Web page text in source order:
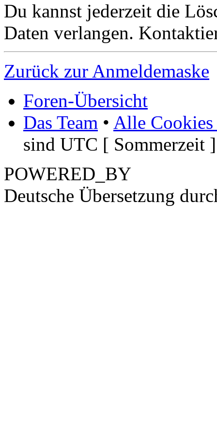
Du kannst jederzeit die
Daten verlangen.
Zurück zur Anmeldemaske
Foren-Übersicht
Das Team • Alle Cookies
sind UTC [ Sommerzeit ]
POWERED_BY
Deutsche Übersetzung